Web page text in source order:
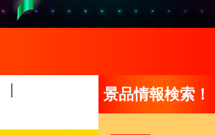
景品情報検索！